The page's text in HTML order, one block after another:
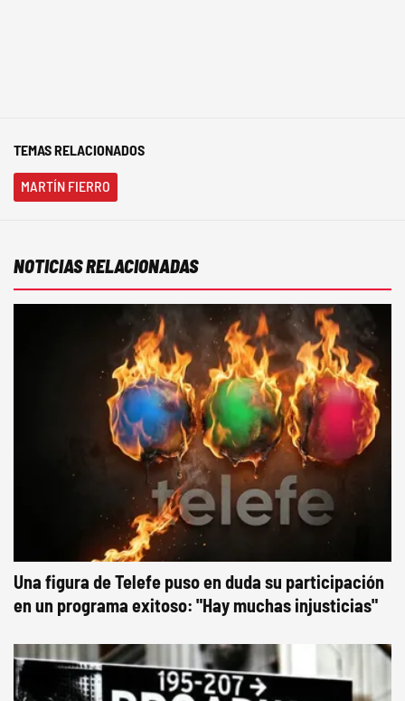
TEMAS RELACIONADOS
MARTÍN FIERRO
NOTICIAS RELACIONADAS
Una figura de Telefe puso en duda su participación
en un programa exitoso: "Hay muchas injusticias"